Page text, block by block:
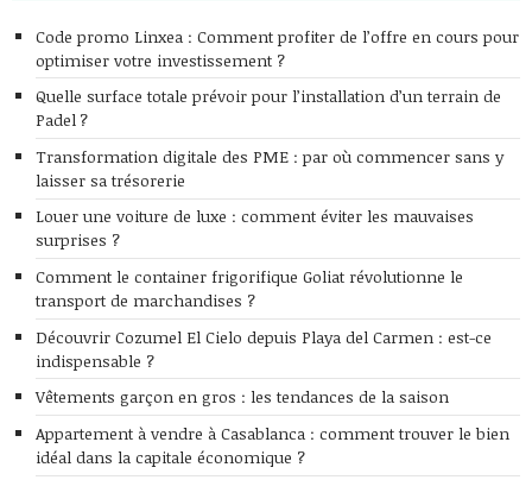
Code promo Linxea : Comment profiter de l’offre en cours pour
optimiser votre investissement ?
Quelle surface totale prévoir pour l’installation d’un terrain de
Padel ?
Transformation digitale des PME : par où commencer sans y
laisser sa trésorerie
Louer une voiture de luxe : comment éviter les mauvaises
surprises ?
Comment le container frigorifique Goliat révolutionne le
transport de marchandises ?
Découvrir Cozumel El Cielo depuis Playa del Carmen : est-ce
indispensable ?
Vêtements garçon en gros : les tendances de la saison
Appartement à vendre à Casablanca : comment trouver le bien
idéal dans la capitale économique ?